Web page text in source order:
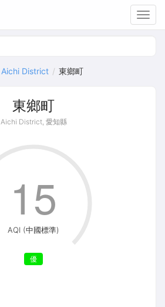
Aichi District 東鄉町
東鄉町
Aichi District, 愛知縣
AQI (中國標準)
優
15